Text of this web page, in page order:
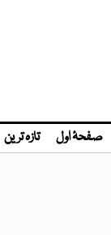
صفحۂ اول تازہ ترین